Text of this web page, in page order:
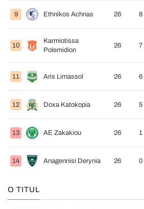
9 Ethnikos Achnas 26 8
10
Karmiotissa
Polemidion
26 7
11 Aris Limassol 26 6
12 Doxa Katokopia 26 5
13 AE Zakakiou 26 1
14 Anagennisi Derynia 26 0
O TITUL